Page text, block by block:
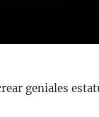
geniales